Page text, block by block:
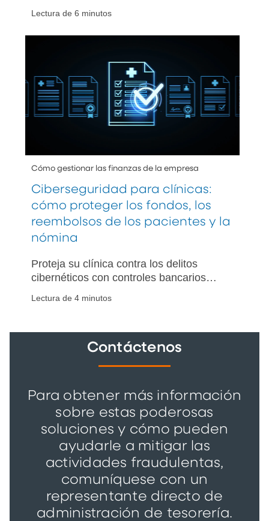
financieras.
Lectura de 6 minutos
Cómo gestionar las finanzas de la empresa
Ciberseguridad para clínicas:
cómo proteger los fondos, los
reembolsos de los pacientes y la
nómina
Proteja su clínica contra los delitos
cibernéticos con controles bancarios
para asegurar el éxito a largo plazo.
Lectura de 4 minutos
Contáctenos
Para obtener más información
sobre estas poderosas
soluciones y cómo pueden
ayudarle a mitigar las
actividades fraudulentas,
comuníquese con un
representante directo de
administración de tesorería.